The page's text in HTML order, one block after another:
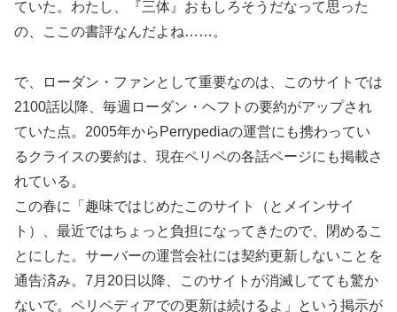
ていた。わたし、『三体』おもしろそうだなって思った
の、ここの書評なんだよね……。
で、ローダン・ファンとして重要なのは、このサイトでは
2100話以降、毎週ローダン・ヘフトの要約がアップされ
ていた点。2005年からPerrypediaの運営にも携わってい
るクライスの要約は、現在ペリペの各話ページにも掲載さ
れている。
この春に「趣味ではじめたこのサイト（とメインサイ
ト）、最近ではちょっと負担になってきたので、閉めるこ
とにした。サーバーの運営会社には契約更新しないことを
通告済み。7月20日以降、このサイトが消滅してても驚か
ないで。ペリペディアでの更新は続けるよ」という掲示が